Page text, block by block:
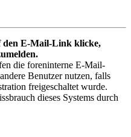
den E-Mail-Link klicke,
die foreninterne E-Mail-
Benutzer nutzen, falls
freigeschaltet wurde.
dieses Systems durch